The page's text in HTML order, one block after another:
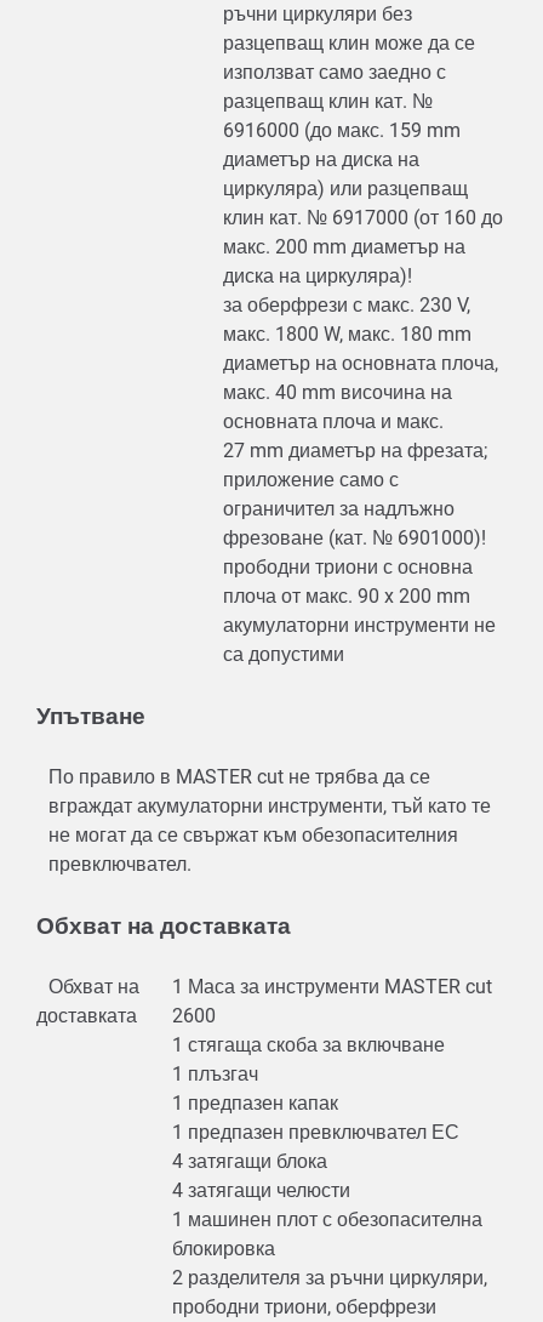
ръчни циркуляри без
разцепващ клин може да се
използват само заедно с
разцепващ клин кат. №
6916000 (до макс. 159 mm
диаметър на диска на
циркуляра) или разцепващ
клин кат. № 6917000 (от 160 до
макс. 200 mm диаметър на
диска на циркуляра)!
за оберфрези с макс. 230 V,
макс. 1800 W, макс. 180 mm
диаметър на основната плоча,
макс. 40 mm височина на
основната плоча и макс.
27 mm диаметър на фрезата;
приложение само с
ограничител за надлъжно
фрезоване (кат. № 6901000)!
прободни триони с основна
плоча от макс. 90 x 200 mm
акумулаторни инструменти не
са допустими
Упътване
По правило в MASTER cut не трябва да се
вграждат акумулаторни инструменти, тъй като те
не могат да се свържат към обезопасителния
превключвател.
Обхват на доставката
Обхват на
доставката
1 Маса за инструменти MASTER cut
2600
1 стягаща скоба за включване
1 плъзгач
1 предпазен капак
1 предпазен превключвател ЕС
4 затягащи блока
4 затягащи челюсти
1 машинен плот с обезопасителна
блокировка
2 разделителя за ръчни циркуляри,
прободни триони, оберфрези